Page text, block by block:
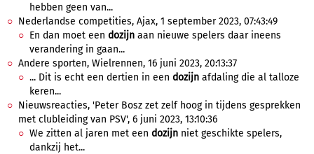
hebben geen van...
Nederlandse competities, Ajax, 1 september 2023, 07:43:49
En dan moet een dozijn aan nieuwe spelers daar ineens
verandering in gaan...
Andere sporten, Wielrennen, 16 juni 2023, 20:13:37
... Dit is echt een dertien in een dozijn afdaling die al talloze
keren...
Nieuwsreacties, 'Peter Bosz zet zelf hoog in tijdens gesprekken
met clubleiding van PSV', 6 juni 2023, 13:10:36
We zitten al jaren met een dozijn niet geschikte spelers,
dankzij het...